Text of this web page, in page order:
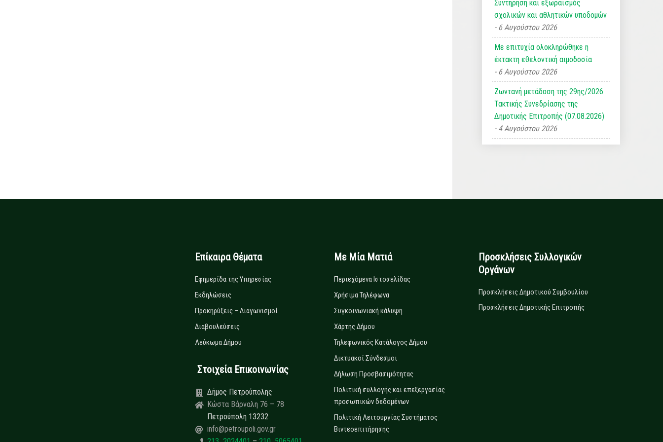
Συντήρηση και εξωραϊσμός
σχολικών και αθλητικών υποδομών
6 Αυγούστου 2026
Με επιτυχία ολοκληρώθηκε η
έκτακτη εθελοντική αιμοδοσία
6 Αυγούστου 2026
Ζωντανή μετάδοση της 29ης/2026
Τακτικής Συνεδρίασης της
Δημοτικής Επιτροπής (07.08.2026)
4 Αυγούστου 2026
Επίκαιρα Θέματα
Εφημερίδα της Υπηρεσίας
Εκδηλώσεις
Προκηρύξεις – Διαγωνισμοί
Διαβουλεύσεις
Λεύκωμα Δήμου
Στοιχεία Επικοινωνίας
Δήμος Πετρούπολης
Κώστα Βάρναλη 76 – 78
Πετρούπολη 13232
info@petroupoli.gov.gr
Με Μία Ματιά
Περιεχόμενα Ιστοσελίδας
Χρήσιμα Τηλέφωνα
Συγκοινωνιακή κάλυψη
Χάρτης Δήμου
Τηλεφωνικός Κατάλογος Δήμου
Δικτυακοί Σύνδεσμοι
Δήλωση Προσβασιμότητας
Πολιτική συλλογής και επεξεργασίας
προσωπικών δεδομένων
Πολιτική Λειτουργίας Συστήματος
Βιντεοεπιτήρησης
Προσκλήσεις Συλλογικών
Οργάνων
Προσκλήσεις Δημοτικού Συμβουλίου
Προσκλήσεις Δημοτικής Επιτροπής